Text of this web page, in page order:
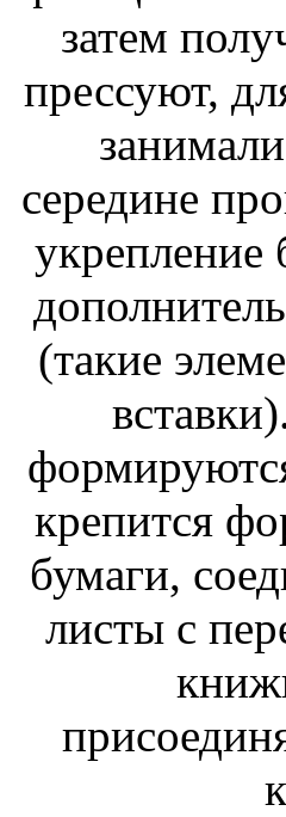
затем
прессуют,
середине
(такие
крепится
бумаги,
листы с